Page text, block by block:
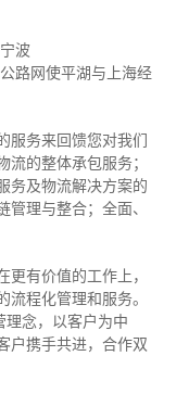
波
路网使平湖与上海经
服务来回馈您对我们
的整体承包服务；
务及物流解决方案的
理与整合；全面、
有价值的工作上，
程化管理和服务。
理念，以客户为中
户携手共进，合作双